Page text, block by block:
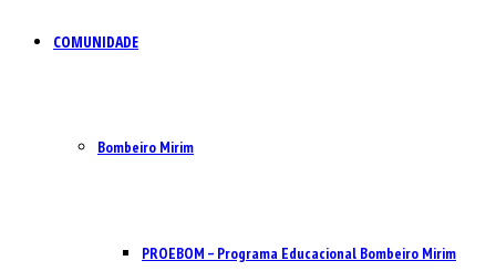
COMUNIDADE
Bombeiro Mirim
PROEBOM – Programa Educacional Bombeiro Mirim